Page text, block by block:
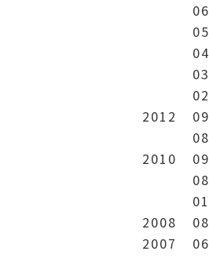
06
05
04
03
02
2012
09
08
2010
09
08
01
2008
08
2007
06